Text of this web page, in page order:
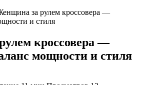
за рулем кроссовера —
и стиля
кроссовера —
мощности и стиля